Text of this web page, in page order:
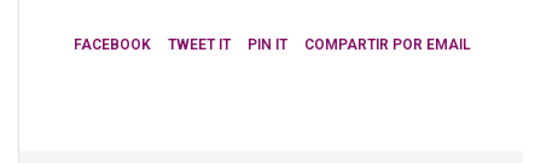
FACEBOOK TWEET IT PIN IT COMPARTIR POR EMAIL